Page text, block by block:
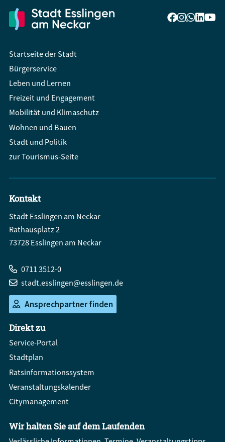
Startseite der Stadt
Bürgerservice
Leben und Lernen
Freizeit und Engagement
Mobilität und Klimaschutz
Wohnen und Bauen
Stadt und Politik
zur Tourismus-Seite
Kontakt
Stadt Esslingen am Neckar
Rathausplatz 2
73728 Esslingen am Neckar
0711 3512-0
stadt.esslingen@esslingen.de
Ansprechpartner finden
Direkt zu
Service-Portal
Stadtplan
Ratsinformationssystem
Veranstaltungskalender
Citymanagement
Wir halten Sie auf dem Laufenden